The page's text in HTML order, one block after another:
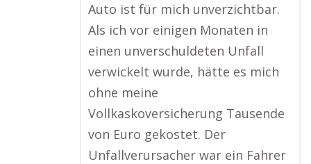
Auto ist für mich unverzichtbar.
Als ich vor einigen Monaten in
einen unverschuldeten Unfall
verwickelt wurde, hätte es mich
ohne meine
Vollkaskoversicherung Tausende
von Euro gekostet. Der
Unfallverursacher war ein Fahrer